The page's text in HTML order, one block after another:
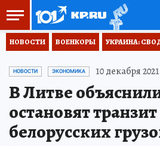
НОВОСТИ ВОЕНКОРЫ УКРАИНА:
НОВОСТИ ЭКОНОМИКА 10 декабря
В Литве
остановят транзит
белорусских